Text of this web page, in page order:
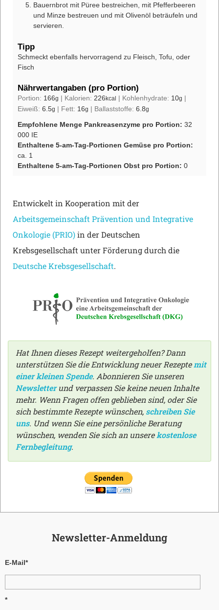
Bauernbrot mit Püree bestreichen, mit Pfefferbeeren
und Minze bestreuen und mit Olivenöl beträufeln und
servieren.
Tipp
Schmeckt ebenfalls hervorragend zu Fleisch, Tofu, oder
Fisch
Nährwertangaben (pro Portion)
Portion: 166g | Kalorien: 226 kcal | Kohlenhydrate: 10g |
Eiweiß: 6.5g | Fett: 16g | Ballaststoffe: 6.8g
Empfohlene Menge Pankreasenzyme pro Portion: 32
000 IE
Enthaltene 5-am-Tag-Portionen Gemüse pro Portion:
ca. 1
Enthaltene 5-am-Tag-Portionen Obst pro Portion: 0
Entwickelt in Kooperation mit der
Arbeitsgemeinschaft Prävention und Integrative
Onkologie (PRIO)in der Deutschen
Krebsgesellschaft unter Förderung durch die
Deutsche Krebsgesellschaft.
Hat Ihnen dieses Rezept weitergeholfen? Dann
unterstützen Sie die Entwicklung neuer Rezeptemit
einer kleinen Spende. Abonnieren Sie unseren
Newsletterund verpassen Sie keine neuen Inhalte
mehr. Wenn Fragen offen geblieben sind, oder Sie
sich bestimmte Rezepte wünschen, schreiben Sie
uns. Und wenn Sie eine persönliche Beratung
wünschen, wenden Sie sich an unserekostenlose
Fernbegleitung.
Newsletter-Anmeldung
E-Mail*
*